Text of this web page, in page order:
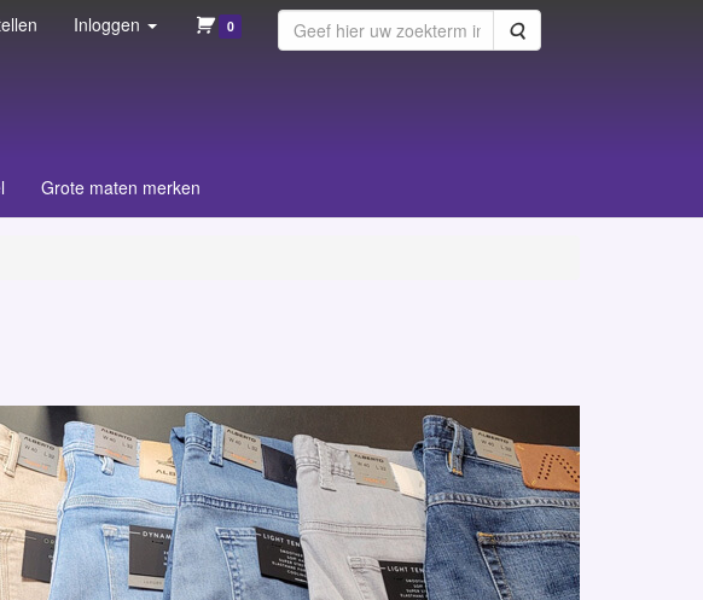
Inloggen 0 Zoeken
Grote maten merken